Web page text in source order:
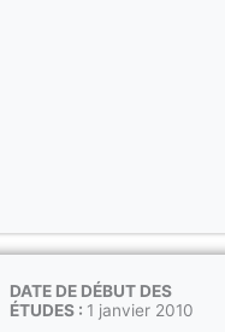
DATE DE DÉBUT DES
ÉTUDES : 1 janvier 2010